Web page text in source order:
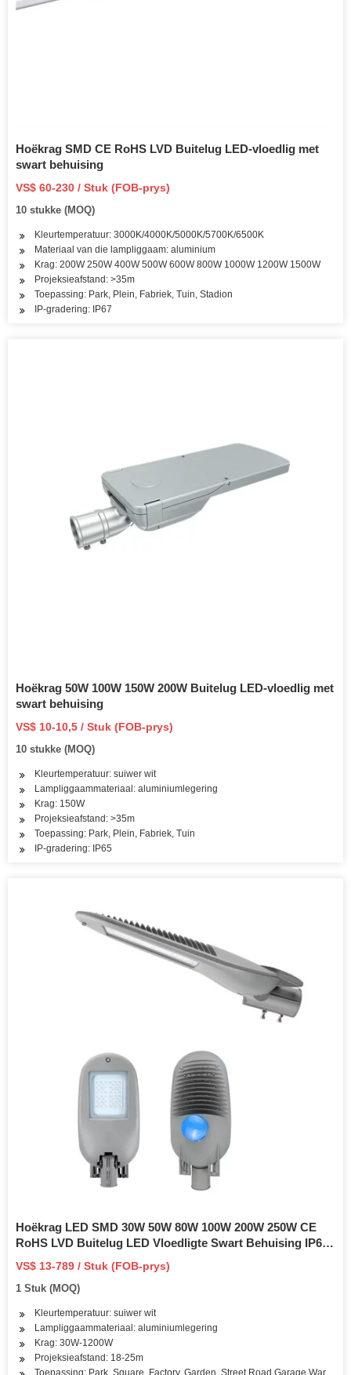
Hoëkrag SMD CE RoHS LVD Buitelug LED-vloedlig met
swart behuising
VS$ 60-230 / Stuk (FOB-prys)
10 stukke (MOQ)
Kleurtemperatuur: 3000K/4000K/5000K/5700K/6500K
Materiaal van die lampliggaam: aluminium
Krag: 200W 250W 400W 500W 600W 800W 1000W 1200W 1500W
Projeksieafstand: >35m
Toepassing: Park, Plein, Fabriek, Tuin, Stadion
IP-gradering: IP67
Hoëkrag 50W 100W 150W 200W Buitelug LED-vloedlig met
swart behuising
VS$ 10-10,5 / Stuk (FOB-prys)
10 stukke (MOQ)
Kleurtemperatuur: suiwer wit
Lampliggaammateriaal: aluminiumlegering
Krag: 150W
Projeksieafstand: >35m
Toepassing: Park, Plein, Fabriek, Tuin
IP-gradering: IP65
Hoëkrag LED SMD 30W 50W 80W 100W 200W 250W CE
RoHS LVD Buitelug LED Vloedligte Swart Behuising IP66
Buitelugbeligting Sekuriteit LED Vloedlig Ik08
VS$ 13-789 / Stuk (FOB-prys)
1 Stuk (MOQ)
Kleurtemperatuur: suiwer wit
Lampliggaammateriaal: aluminiumlegering
Krag: 30W-1200W
Projeksieafstand: 18-25m
Toepassing: Park, Square, Factory, Garden, Street Road Garage